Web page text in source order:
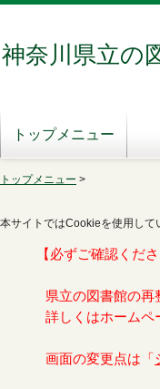
神奈川県立の
トップメニュー
トップメニュー >
本サイトではCookieを使用し
【必ずご確認くだ
県立の図書館の再
詳しくはホームペ
画面の変更点は「